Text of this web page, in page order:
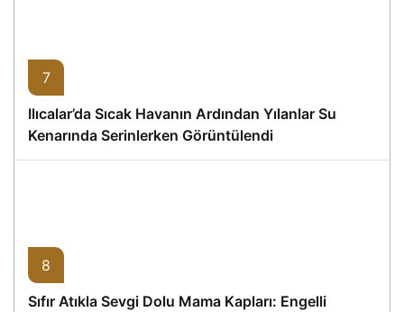
7
Ilıcalar’da Sıcak Havanın Ardından Yılanlar Su
Kenarında Serinlerken Görüntülendi
8
Sıfır Atıkla Sevgi Dolu Mama Kapları: Engelli